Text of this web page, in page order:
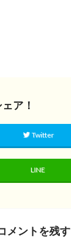
ア！
Twitter
LINE
メントを残す